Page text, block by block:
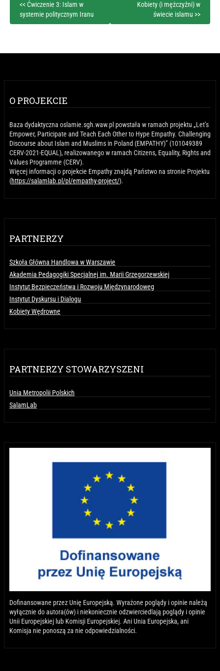
<< Ćwiczenie 3: Islam w
systemie politycznym Iranu
Kobiety (i mężczyźni) w
świecie islamu >>
O PROJEKCIE
Baza dydaktyczna oslamie.sgh.waw.pl powstała w ramach projektu „Let’s
Empower, Participate and Teach Each Other to Hype Empathy. Challenging
Discourse about Islam and Muslims in Poland (EMPATHY)” (101049389
CERV-2021-EQUAL), realizowanego w ramach Citizens, Equality, Rights and
Values Programme (CERV).
Więcej informacji o projekcie Empathy znajdą Państwo na stronie Projektu
(https://salamlab.pl/pl/empathy-project/).
PARTNERZY
Szkoła Główna Handlowa w Warszawie
Akademia Pedagogiki Specjalnej im. Marii Grzegorzewskiej
Instytut Bezpieczeństwa i Rozwoju Międzynarodoweg
Instytut Dyskursu i Dialogu
Kobiety Wędrowne
PARTNERZY STOWARZYSZENI
Unia Metropolii Polskich
SalamLab
Dofinansowane przez Unię Europejską. Wyrażone poglądy i opinie należą
wyłącznie do autora(ów) i niekoniecznie odzwierciedlają poglądy i opinie
Unii Europejskiej lub Komisji Europejskiej. Ani Unia Europejska, ani
Komisja nie ponoszą za nie odpowiedzialności.